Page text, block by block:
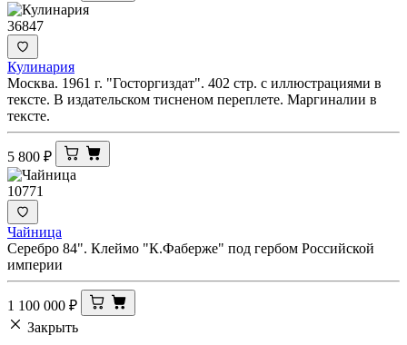
36847
Кулинария
Москва. 1961 г. "Госторгиздат". 402 стр. с иллюстрациями в
тексте. В издательском тисненом переплете. Маргиналии в
тексте.
5 800 ₽
10771
Чайница
Серебро 84". Клеймо "К.Фаберже" под гербом Российской
империи
1 100 000 ₽
Закрыть